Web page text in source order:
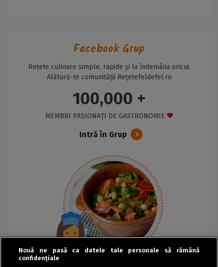
Facebook Grup
Rețete culinare simple, rapide și la îndemâna oricui.
Alătură-te comunității Rețetefeldefel.ro
100,000 +
MEMBRI PASIONAȚI DE GASTRONOMIE
Intră în Grup
Nouă ne pasă ca datele tale personale să rămână
confidențiale